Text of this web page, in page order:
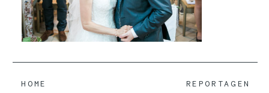
HOME REPORTAGEN
REPORTAGEN